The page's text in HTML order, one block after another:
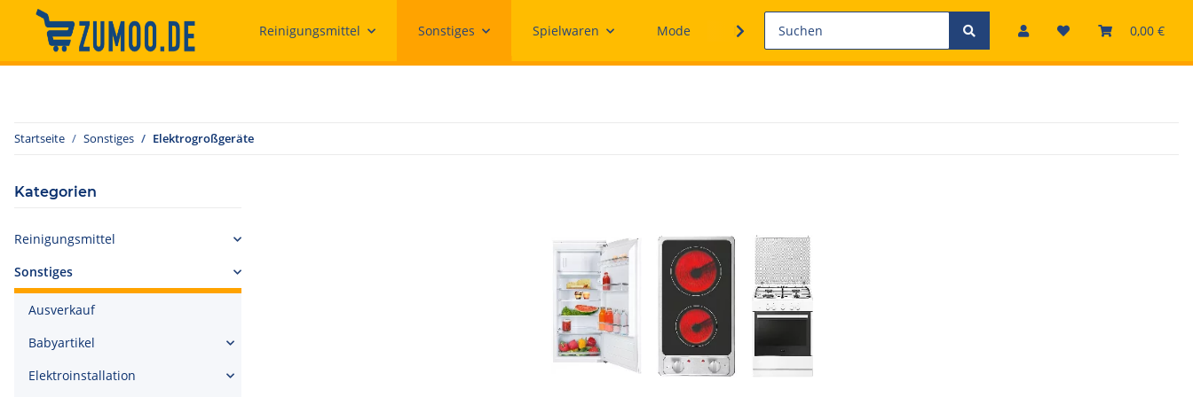
0,00 €
Reinigungsmittel Sonstiges Spielwaren Mode Ersatzteile
Startseite Sonstiges Elektrogroßgeräte
Kategorien
Reinigungsmittel
Sonstiges
Ausverkauf
Babyartikel
Elektroinstallation